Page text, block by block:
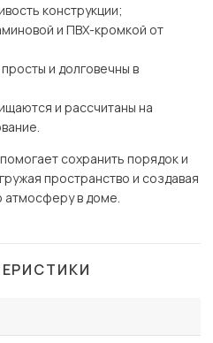
конструкции;
и ПВХ-кромкой от
и долговечны в
и рассчитаны на
сохранить порядок и
пространство и создавая
атмосферу в доме.